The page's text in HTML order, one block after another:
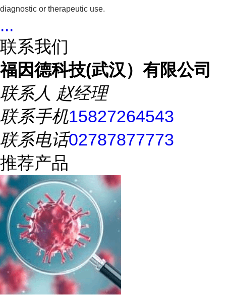
diagnostic or therapeutic use.
...
联系我们
福因德科技(武汉）有限公司
联系人 赵经理
联系手机15827264543
联系电话02787877773
推荐产品